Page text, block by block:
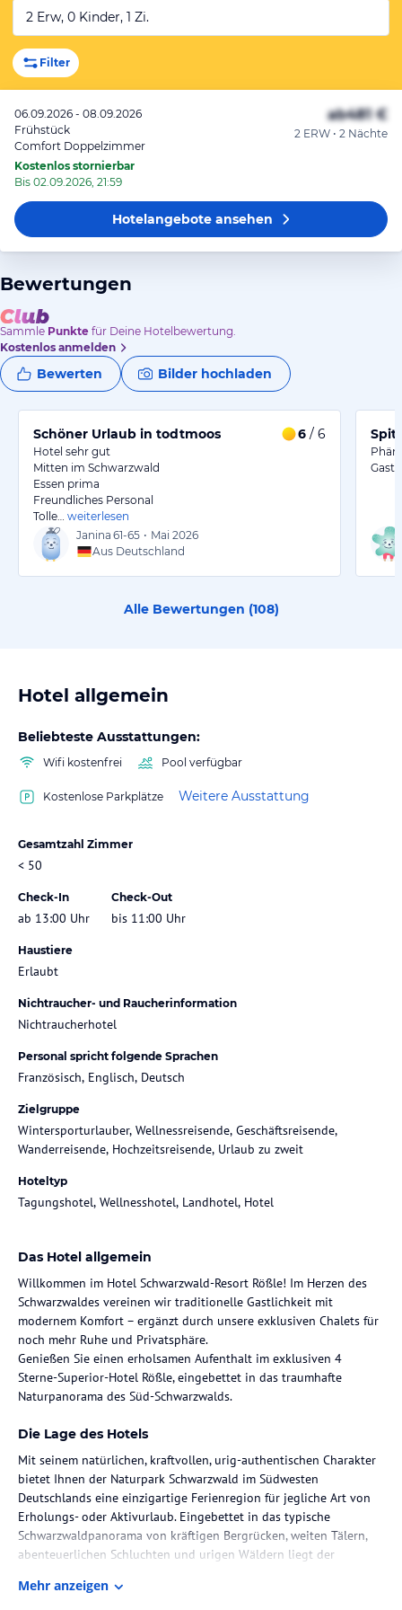
2 Erw, 0 Kinder, 1 Zi.
Filter
06.09.2026 - 08.09.2026
Frühstück
Comfort Doppelzimmer
Kostenlos stornierbar
Bis 02.09.2026, 21:59
ab481 €
2 ERW • 2 Nächte
Hotelangeboteansehen
Bewertungen
Sammle Punkte für Deine Hotelbewertung.
Kostenlos anmelden
Bewerten Bilder hochladen
Schöner Urlaub in todtmoos 6 / 6
Hotel sehr gut
Mitten im Schwarzwald
Essen prima
Freundliches Personal
Tolle…
weiterlesen
Janina 61-65 • Mai 2026
Aus Deutschland
Alle Bewertungen (108)
Hotel allgemein
Beliebteste Ausstattungen:
Wifi kostenfrei Pool verfügbar
Kostenlose Parkplätze Weitere Ausstattung
Gesamtzahl Zimmer
< 50
Check-In
ab 13:00 Uhr
Check-Out
bis 11:00 Uhr
Haustiere
Erlaubt
Nichtraucher- und Raucherinformation
Nichtraucherhotel
Personal spricht folgende Sprachen
Französisch, Englisch, Deutsch
Zielgruppe
Wintersporturlauber, Wellnessreisende, Geschäftsreisende,
Wanderreisende, Hochzeitsreisende, Urlaub zu zweit
Hoteltyp
Tagungshotel, Wellnesshotel, Landhotel, Hotel
Das Hotel allgemein
Willkommen im Hotel Schwarzwald-Resort Rößle! Im Herzen des
Schwarzwaldes vereinen wir traditionelle Gastlichkeit mit
modernem Komfort – ergänzt durch unsere exklusiven Chalets für
noch mehr Ruhe und Privatsphäre.
Genießen Sie einen erholsamen Aufenthalt im exklusiven 4
Sterne-Superior-Hotel Rößle, eingebettet in das traumhafte
Naturpanorama des Süd-Schwarzwalds.
Die Lage des Hotels
Mit seinem natürlichen, kraftvollen, urig-authentischen Charakter
bietet Ihnen der Naturpark Schwarzwald im Südwesten
Deutschlands eine einzigartige Ferienregion für jegliche Art von
Erholungs- oder Aktivurlaub. Eingebettet in das typische
Schwarzwaldpanorama von kräftigen Bergrücken, weiten Tälern,
abenteuerlichen Schluchten und urigen Wäldern liegt der
mit blühenden Wiesen und Wäldern, im Winter mit zauberhaften
Mehr anzeigen